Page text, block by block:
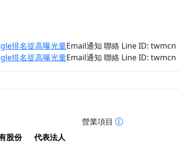
排名提高曝光量Email通知 聯絡 Line ID: twmcn
排名提高曝光量Email通知 聯絡 Line ID: twmcn
股份
代表法人
營業項目